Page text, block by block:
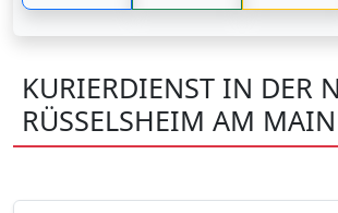
KURIERDIENST IN DER
RÜSSELSHEIM AM MAIN